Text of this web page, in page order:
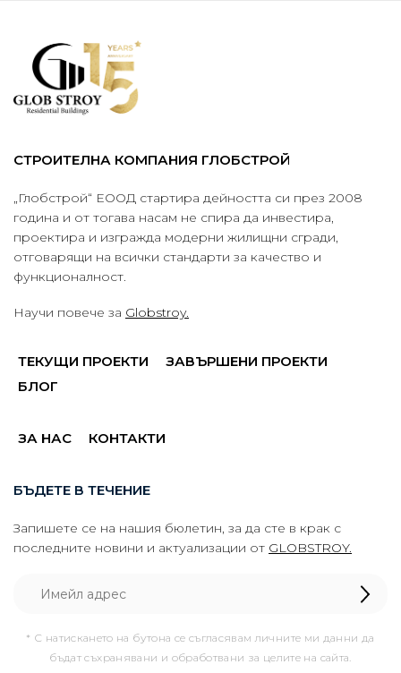
СТРОИТЕЛНА КОМПАНИЯ ГЛОБСТРОЙ
„Глобстрой“ ЕООД стартира дейността си през 2008
година и от тогава насам не спира да инвестира,
проектира и изгражда модерни жилищни сгради,
отговарящи на всички стандарти за качество и
функционалност.
Научи повече за Globstroy.
ТЕКУЩИ ПРОЕКТИ
ЗАВЪРШЕНИ ПРОЕКТИ
БЛОГ
ЗА НАС КОНТАКТИ
БЪДЕТЕ В ТЕЧЕНИЕ
Запишете се на нашия бюлетин, за да сте в крак с
последните новини и актуализации от GLOBSTROY.
* С натискането на бутона се съгласявам личните ми данни да
бъдат съхранявани и обработвани за целите на сайта.